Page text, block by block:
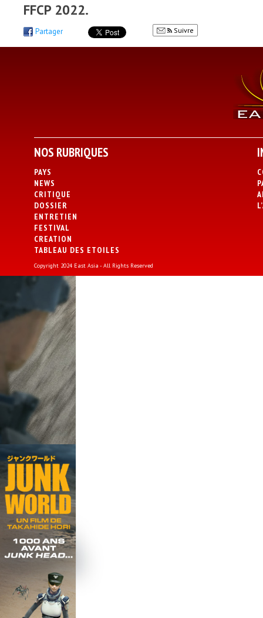
FFCP 2022.
Partager Suivre
NOS RUBRIQUES
PAYS
NEWS
CRITIQUE
DOSSIER
ENTRETIEN
FESTIVAL
CREATION
TABLEAU DES ETOILES
Copyright 2024 East Asia - All Rights Reserved